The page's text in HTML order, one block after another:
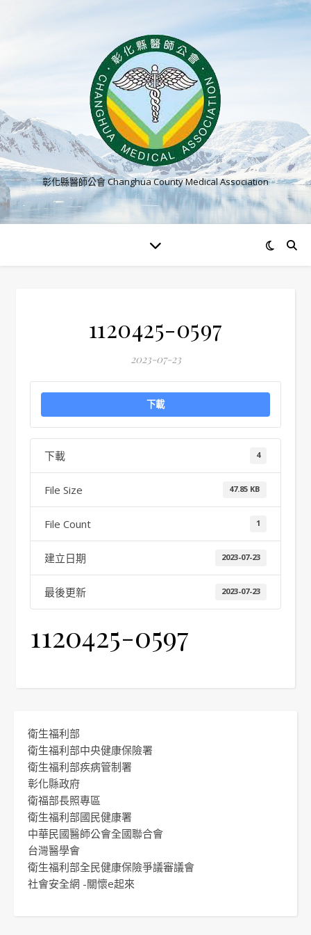
彰化縣醫師公會 Changhua County Medical Association
1120425-0597
2023-07-23
下載
下載 4
File Size 47.85 KB
File Count 1
建立日期 2023-07-23
最後更新 2023-07-23
1120425-0597
衛生福利部
衛生福利部中央健康保險署
衛生福利部疾病管制署
彰化縣政府
衛福部長照專區
衛生福利部國民健康署
中華民國醫師公會全國聯合會
台灣醫學會
衛生福利部全民健康保險爭議審議會
社會安全網 -關懷e起來